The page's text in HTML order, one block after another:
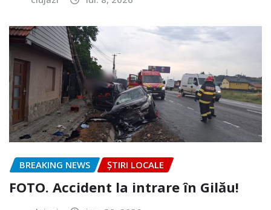
BREAKING NEWS ȘTIRI LOCALE
FOTO. Accident la intrare în Gilău!